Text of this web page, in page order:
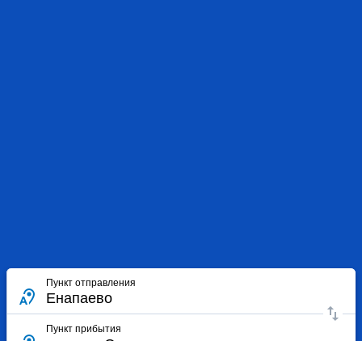
Пункт отправления
Пункт прибытия